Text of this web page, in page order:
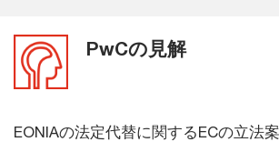
PwCの見解
EONIAの法定代替に関するECの立法